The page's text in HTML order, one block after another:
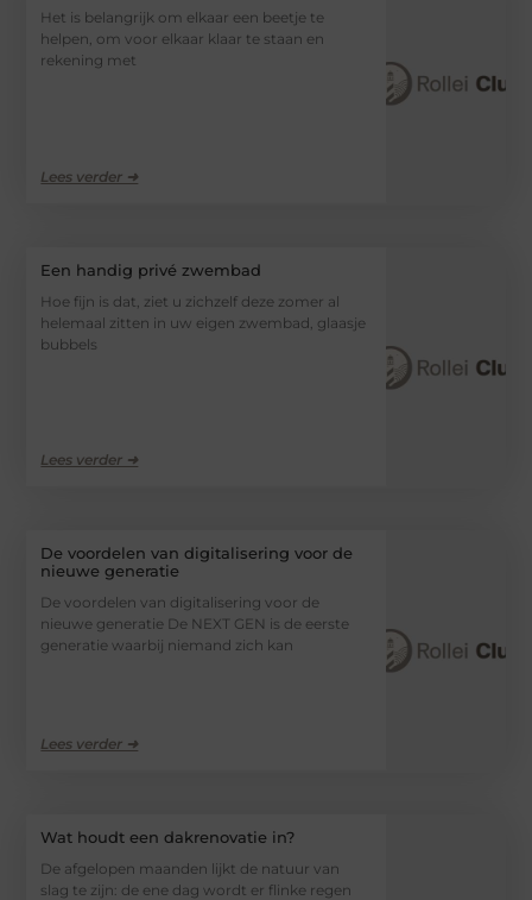
Het is belangrijk om elkaar een beetje te
helpen, om voor elkaar klaar te staan en
rekening met
Lees verder ➜
Een handig privé zwembad
Hoe fijn is dat, ziet u zichzelf deze zomer al
helemaal zitten in uw eigen zwembad, glaasje
bubbels
Lees verder ➜
De voordelen van digitalisering voor de
nieuwe generatie
De voordelen van digitalisering voor de
nieuwe generatie De NEXT GEN is de eerste
generatie waarbij niemand zich kan
Lees verder ➜
Wat houdt een dakrenovatie in?
De afgelopen maanden lijkt de natuur van
slag te zijn: de ene dag wordt er flinke regen